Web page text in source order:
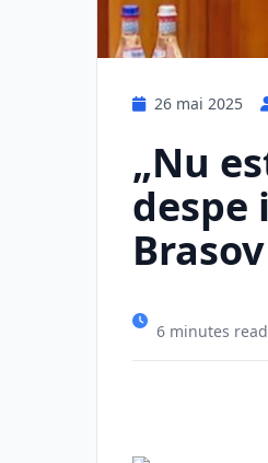
26 mai 2025
„Nu
despe
Brasov
6 minutes read